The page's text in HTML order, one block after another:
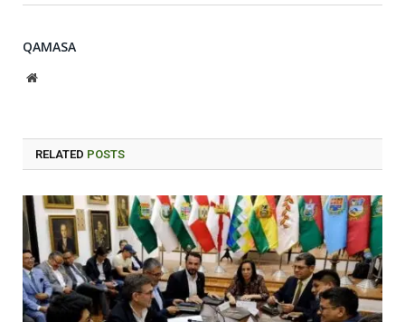
QAMASA
Website
RELATED POSTS